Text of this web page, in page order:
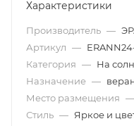
Характеристики
Производитель —
Артикул —
Категория — На
Назначение —
Место размещения —
Стиль — Яркое и